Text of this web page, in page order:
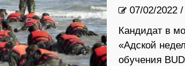
07/02/2022/
Кандидат в
«Адской
обучения